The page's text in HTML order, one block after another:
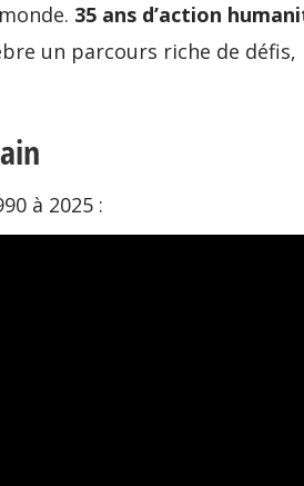
35 ans d’action
un parcours riche de
à 2025 :